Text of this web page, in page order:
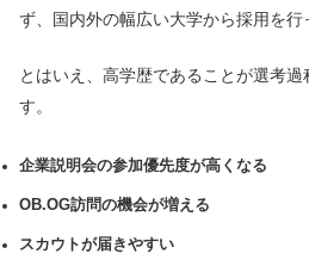
ず、国内外の幅広い大学から採用を行
とはいえ、高学歴であることが選考
す。
企業説明会の参加優先度が高くなる
OB.OG訪問の機会が増える
スカウトが届きやすい